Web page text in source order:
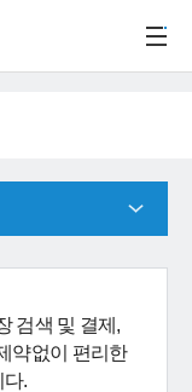
검색 및 결제,
약없이 편리한
.